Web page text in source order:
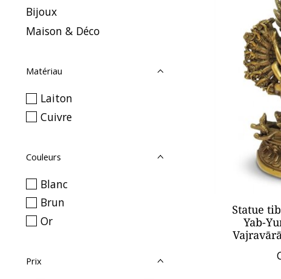
Bijoux
Maison & Déco
Matériau
Laiton
Cuivre
Couleurs
Blanc
Brun
Or
Prix
Statue
Yab-